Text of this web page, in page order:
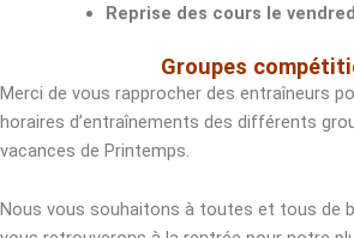
Reprise des cours le
Groupes
Merci de vous rapprocher des entraîneurs
horaires d’entraînements des différents
vacances de Printemps.
Nous vous souhaitons à toutes et tous de